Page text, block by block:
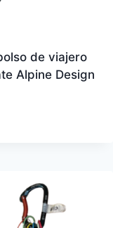
de viajero
Alpine Design